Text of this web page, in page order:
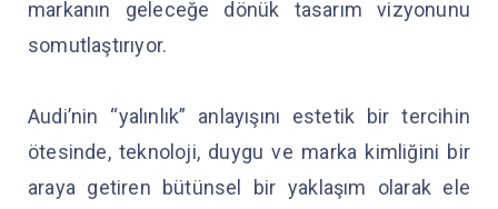
markanın geleceğe dönük tasarım vizyonunu
somutlaştırıyor.
Audi’nin “yalınlık” anlayışını estetik bir tercihin
ötesinde, teknoloji, duygu ve marka kimliğini bir
araya getiren bütünsel bir yaklaşım olarak ele